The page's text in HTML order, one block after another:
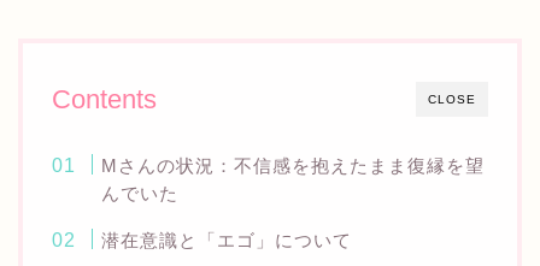
CLOSE
Contents
Mさんの状況：不信感を抱えたまま復縁を望
んでいた
潜在意識と「エゴ」について